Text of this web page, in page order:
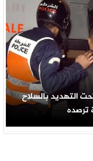
التهديد بالسلاح
ترصده